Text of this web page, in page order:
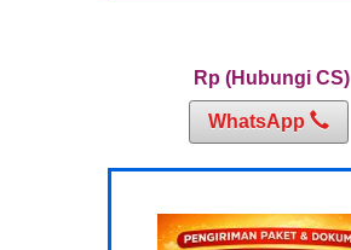
Rp (Hubungi CS)
WhatsApp